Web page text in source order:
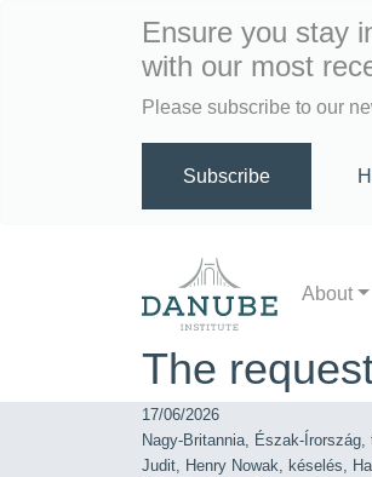
Ensure you stay
with our most
Please subscribe to our
Subscribe
About
The
17/06/2026
Nagy-Britannia, Észak-Írország,
Judit, Henry Nowak, késelés,